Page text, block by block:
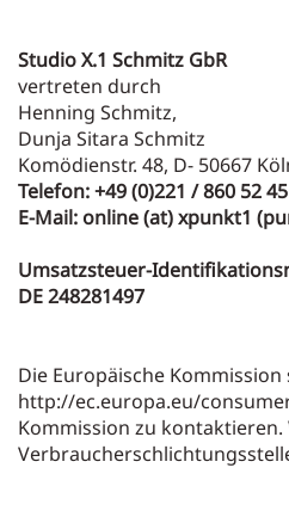
Studio X.1 Schmitz GbR
vertreten durch
Henning Schmitz,
Dunja Sitara Schmitz
Komödienstr. 48, D- 50667
Telefon: +49 (0)221 / 860 52 45
E-Mail: online (at) xpunkt1
Umsatzsteuer-
DE 248281497
Die Europäische
http://ec.europa.eu/
Kommission zu